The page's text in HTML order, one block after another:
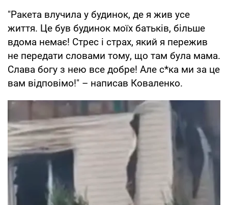
"Ракета влучила у будинок, де я жив усе
життя. Це був будинок моїх батьків, більше
вдома немає! Стрес і страх, який я пережив
не передати словами тому, що там була мама.
Слава богу з нею все добре! Але с*ка ми за це
вам відповімо!" – написав Коваленко.